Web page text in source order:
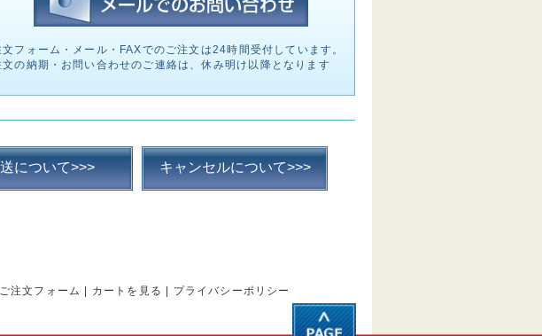
フォーム・メール・FAXでのご注文は24時間受付しています。
の納期・お問い合わせのご連絡は、休み明け以降となります
について>>> キャンセルについて>>>
ご注文フォーム カートを見る プライバシーポリシー